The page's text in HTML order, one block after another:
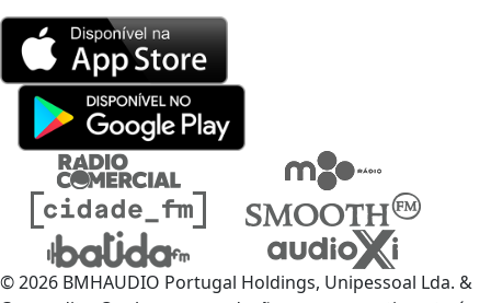
© 2026 BMHAUDIO Portugal Holdings, Unipessoal Lda. &